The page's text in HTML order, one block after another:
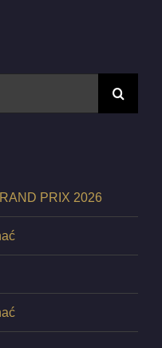
PRIX 2026